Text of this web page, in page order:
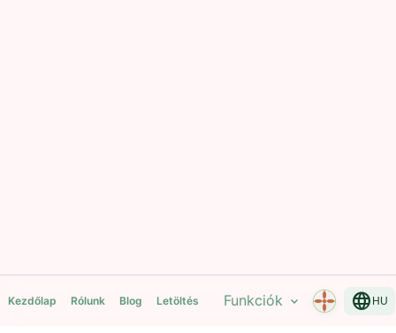
Kezdőlap Funkciók expand_more
Rólunk Blog Letöltés language HU